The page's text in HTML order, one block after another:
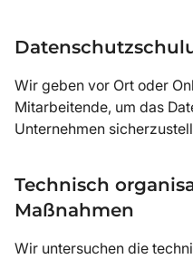
Wir geben vor Ort oder
Mitarbeitende, um das
Unternehmen
Technisch
Maßnahmen
Wir untersuchen die